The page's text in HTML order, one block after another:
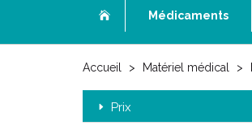
Médicaments
Accueil Matériel médical
Prix